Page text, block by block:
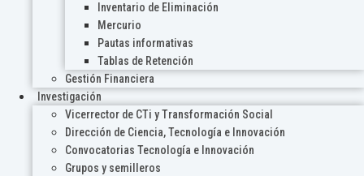
Inventario de Eliminación
Mercurio
Pautas informativas
Tablas de Retención
Gestión Financiera
Investigación
Vicerrector de CTi y Transformación Social
Dirección de Ciencia, Tecnología e Innovación
Convocatorias Tecnología e Innovación
Grupos y semilleros